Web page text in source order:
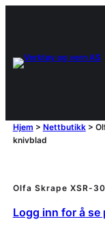
Hjem > Nettbutikk>
knivblad
Olfa Skrape XSR-
Logg inn for å se